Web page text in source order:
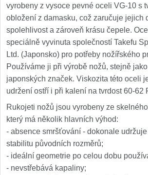
vyrobeny z vysoce pevné oceli VG-10 s
obložení z damasku, což zaručuje jejich
spolehlivost a zároveň krásu čepele.
speciálně vyvinuta společností Takefu
Ltd. (Japonsko) pro potřeby nožířského
Používáme ji při výrobě nožů, stejně
japonských značek. Viskozita této oceli
udržení ostří i při kalení na tvrdost 60-62
Rukojeti nožů jsou vyrobeny ze
který má několik hlavních výhod:
- absence smršťování - dokonale
stabilitu původních rozměrů;
- ideální geometrie po celou dobu
- nevstřebává kapaliny;